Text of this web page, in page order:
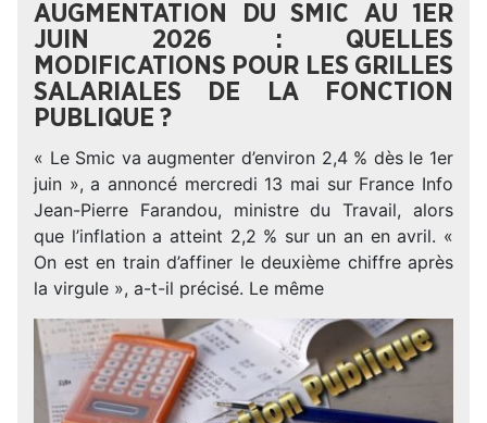
AUGMENTATION DU SMIC AU 1ER
JUIN 2026 : QUELLES
MODIFICATIONS POUR LES GRILLES
SALARIALES DE LA FONCTION
PUBLIQUE ?
« Le Smic va augmenter d’environ 2,4 % dès le 1er
juin », a annoncé mercredi 13 mai sur France Info
Jean-Pierre Farandou, ministre du Travail, alors
que l’inflation a atteint 2,2 % sur un an en avril. «
On est en train d’affiner le deuxième chiffre après
la virgule », a-t-il précisé. Le même